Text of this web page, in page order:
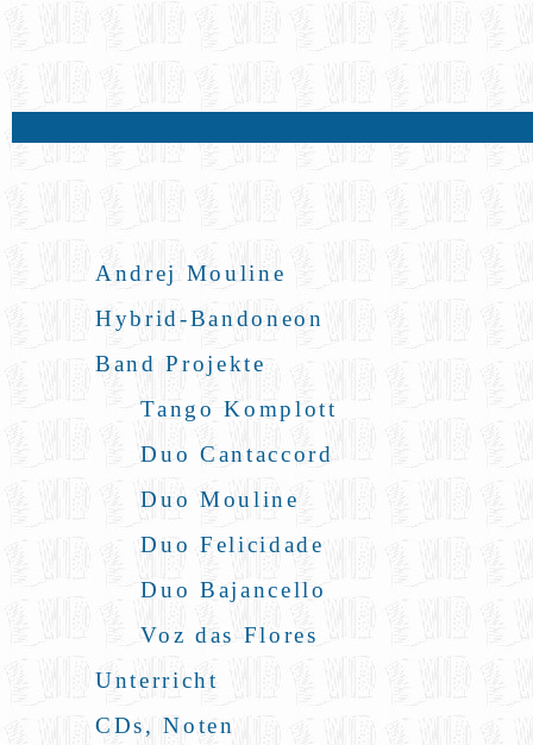
Andrej Mouline
Hybrid-Bandoneon
Band Projekte
Tango Komplott
Duo Cantaccord
Duo Mouline
Duo Felicidade
Duo Bajancello
Voz das Flores
Unterricht
CDs, Noten